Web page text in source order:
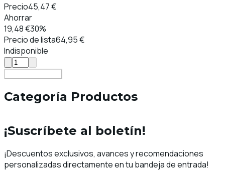
Precio45,47 €
Ahorrar
19,48 €30%
Precio de lista64,95 €
Indisponible
Categoría Productos
¡Suscríbete al boletín!
¡Descuentos exclusivos, avances y recomendaciones
personalizadas directamente en tu bandeja de entrada!